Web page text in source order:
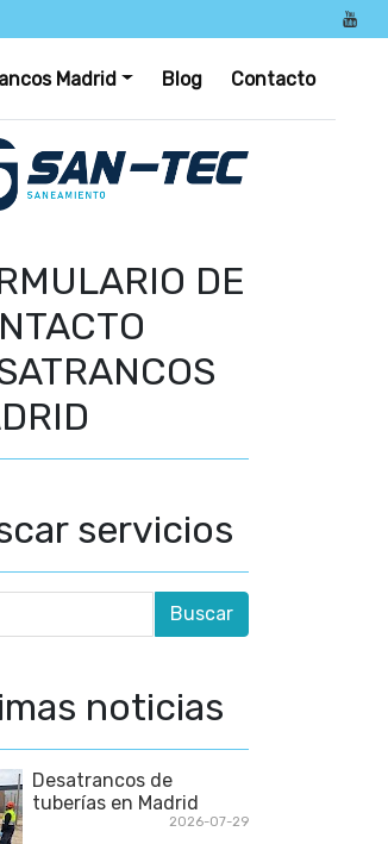
Madrid Blog Contacto
DE
servicios
noticias
Desatrancos de
tuberías en Madrid
2026-07-29